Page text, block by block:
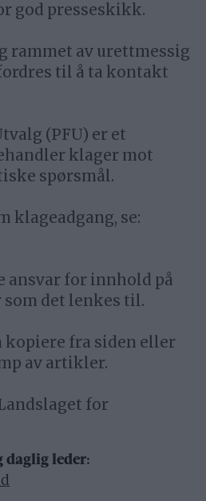
god presseskikk.
rammet av urettmessig
til å ta kontakt
(PFU) er et
klager mot
spørsmål.
klageadgang, se:
ansvar for innhold på
det lenkes til.
fra siden eller
av artikler.
for
daglig leder: